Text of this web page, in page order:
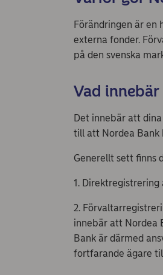
Förändringen är en
externa fonder.
på den svenska
Vad
Det innebär att
till att Nordea Bank
Generellt sett finns
1.
2.
innebär att Nordea
Bank är därmed
fortfarande ägare